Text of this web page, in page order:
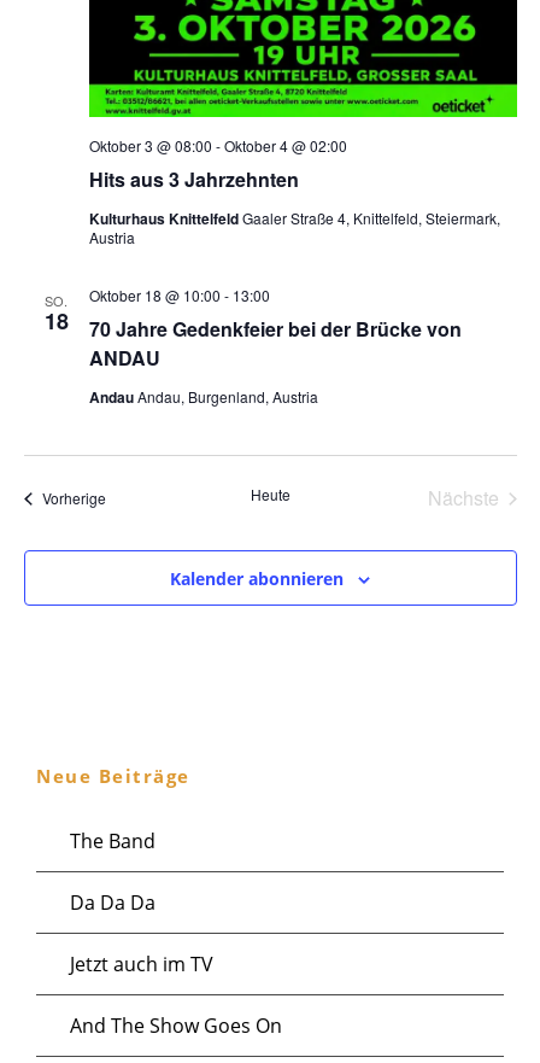
N
a
i
a
i
o
n
Hits aus 3 Jahrzehnten
Oktober 3 @ 08:00 -Oktober 4 @ 02:00
Kulturhaus KnittelfeldGaaler Straße 4, Knittelfeld, Steiermark,
Austria
SO.
18
70 Jahre Gedenkfeier bei der Brücke von
ANDAU
Oktober 18 @ 10:00 - 13:00
AndauAndau, Burgenland, Austria
VorherigeVeranstaltungen Heute
Nächste
Kalender abonnieren
Neue Beiträge
The Band
Da Da Da
Jetzt auch im TV
And The Show Goes On